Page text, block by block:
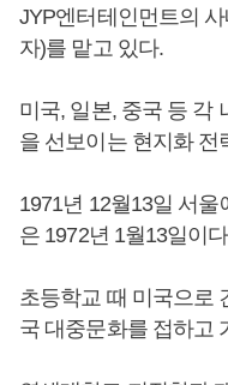
JYP엔터테인먼트의
자)를 맡고 있다.
미국, 일본, 중국 등 각
을 선보이는 현지화 전
1971년 12월13일 서
은 1972년 1월13일이
초등학교 때 미국으로
국 대중문화를 접하고